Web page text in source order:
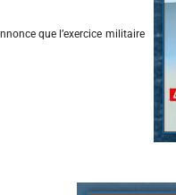
que l’exercice militaire